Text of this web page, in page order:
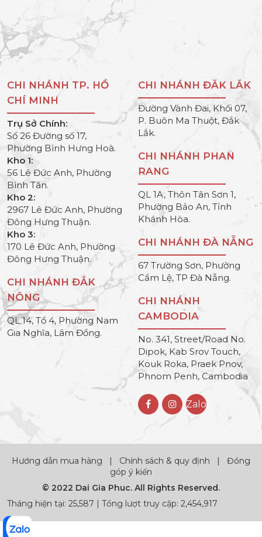
CHI NHÁNH TP. HỒ
CHÍ MINH
Trụ Sở Chính:
Số 26 Đường số 17,
Phường Bình Hưng Hoà.
Kho 1:
56 Lê Đức Anh, Phường
Bình Tân.
Kho 2:
2967 Lê Đức Anh, Phường
Đông Hưng Thuận.
Kho 3:
170 Lê Đức Anh, Phường
Đông Hưng Thuận.
CHI NHÁNH ĐẮK
NÔNG
QL 14, Tổ 4, Phường Nam
Gia Nghĩa, Lâm Đồng.
CHI NHÁNH ĐĂK LĂK
Đường Vành Đai, Khối 07,
P. Buôn Ma Thuột, Đắk
Lắk.
CHI NHÁNH PHAN
RANG
QL 1A, Thôn Tân Sơn 1,
Phường Bảo An, Tỉnh
Khánh Hòa.
CHI NHÁNH ĐÀ NẴNG
67 Trường Sơn, Phường
Cẩm Lệ, TP Đà Nẵng.
CHI NHÁNH
CAMBODIA
No. 341, Street/Road No.
Dipok, Kab Srov Touch,
Kouk Roka, Praek Pnov,
Phnom Penh, Cambodia
Zalo
Hướng dẫn mua hàng | Chính sách & quy định | Đóng
góp ý kiến
© 2022 Dai Gia Phuc. All Rights Reserved.
Tháng hiện tại: 25,587 | Tổng lượt truy cập: 2,454,917